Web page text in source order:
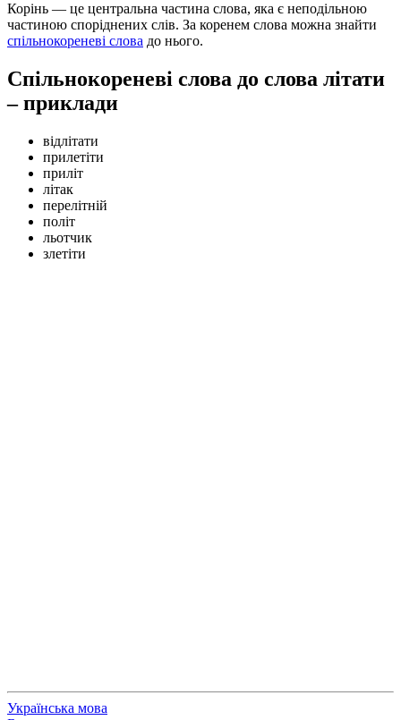
Корінь — це центральна частина слова, яка є неподільною
частиною споріднених слів. За коренем слова можна знайти
спільнокореневі слова до нього.
Спільнокореневі слова до слова літати
– приклади
відлітати
прилетіти
приліт
літак
перелітній
політ
льотчик
злетіти
Українська мова